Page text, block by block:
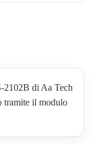
2102B di Aa Tech
tramite il modulo